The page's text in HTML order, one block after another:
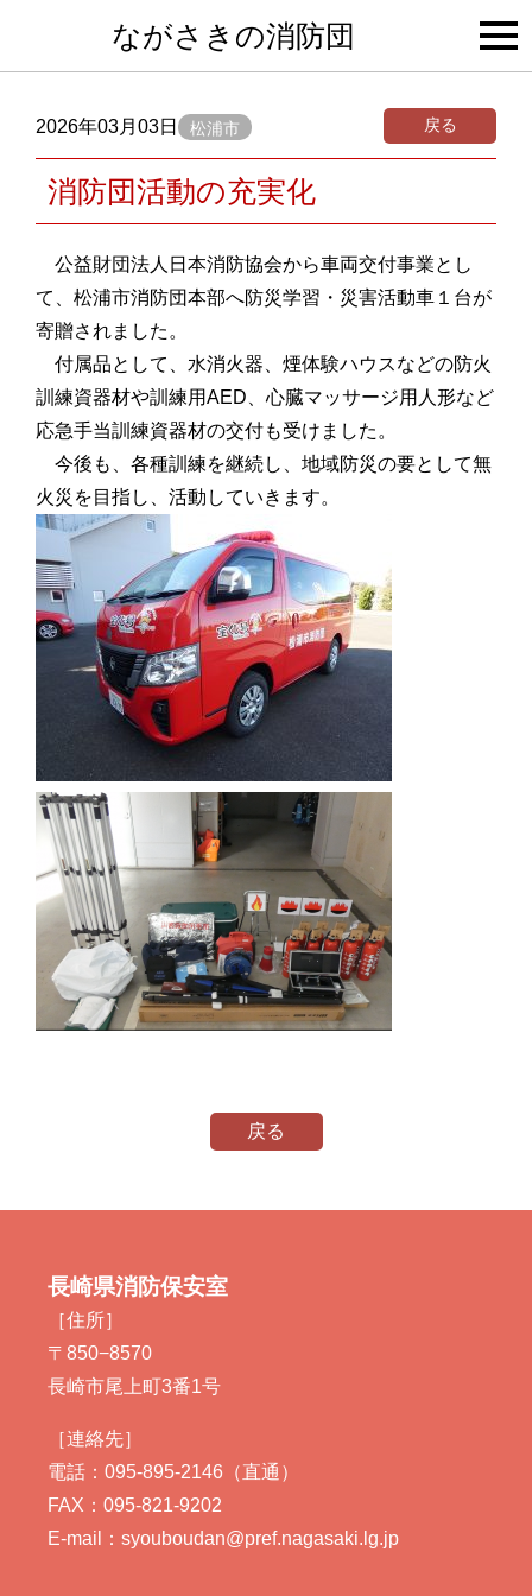
ながさきの消防団
2026年03月03日 松浦市 戻る
消防団活動の充実化
公益財団法人日本消防協会から車両交付事業とし
て、松浦市消防団本部へ防災学習・災害活動車１台が
寄贈されました。
付属品として、水消火器、煙体験ハウスなどの防火
訓練資器材や訓練用AED、心臓マッサージ用人形など
応急手当訓練資器材の交付も受けました。
今後も、各種訓練を継続し、地域防災の要として無
火災を目指し、活動していきます。
戻る
長崎県消防保安室
［住所］
〒850−8570
長崎市尾上町3番1号
［連絡先］
電話：095-895-2146（直通）
FAX：095-821-9202
E-mail：syouboudan@pref.nagasaki.lg.jp